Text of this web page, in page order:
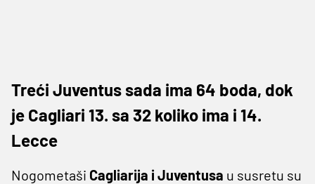
Treći Juventus sada ima 64 boda, dok
je Cagliari 13. sa 32 koliko ima i 14.
Lecce
Nogometaši Cagliarija i Juventusa u susretu su